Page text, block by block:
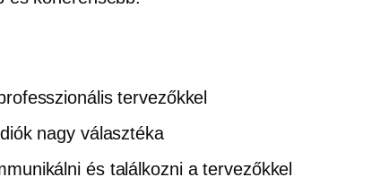
tervezőkkel
nagy választéka
és találkozni a tervezőkkel